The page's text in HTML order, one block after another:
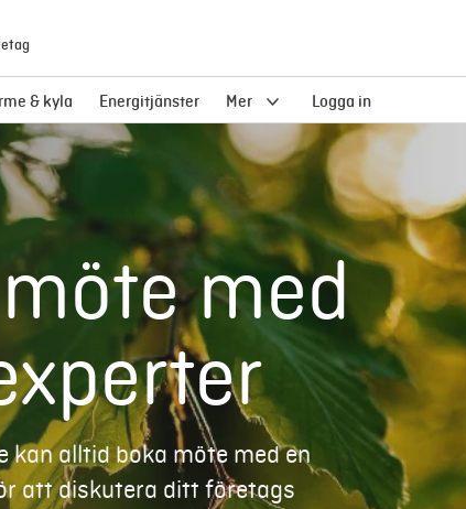
& kyla Energitjänster Mer Logga in
med
kan alltid boka möte med en
att diskutera ditt företags